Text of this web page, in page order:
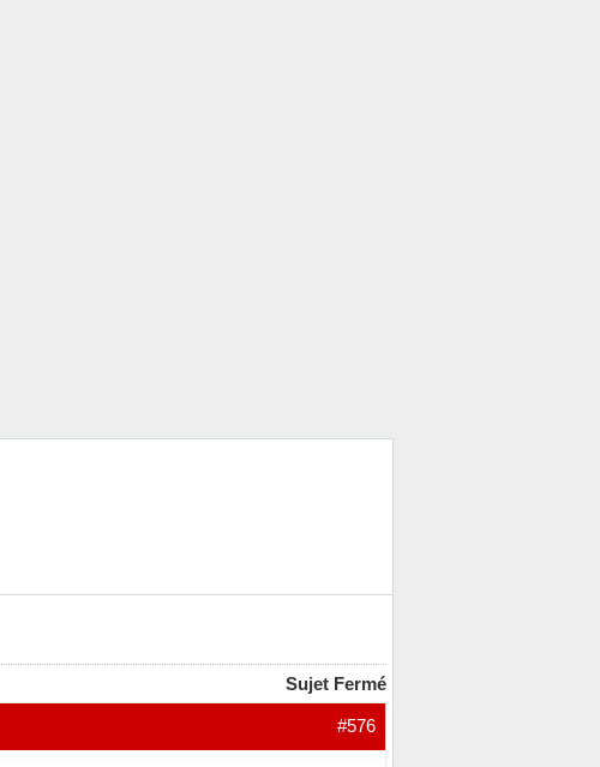
Sujet Fermé
#576